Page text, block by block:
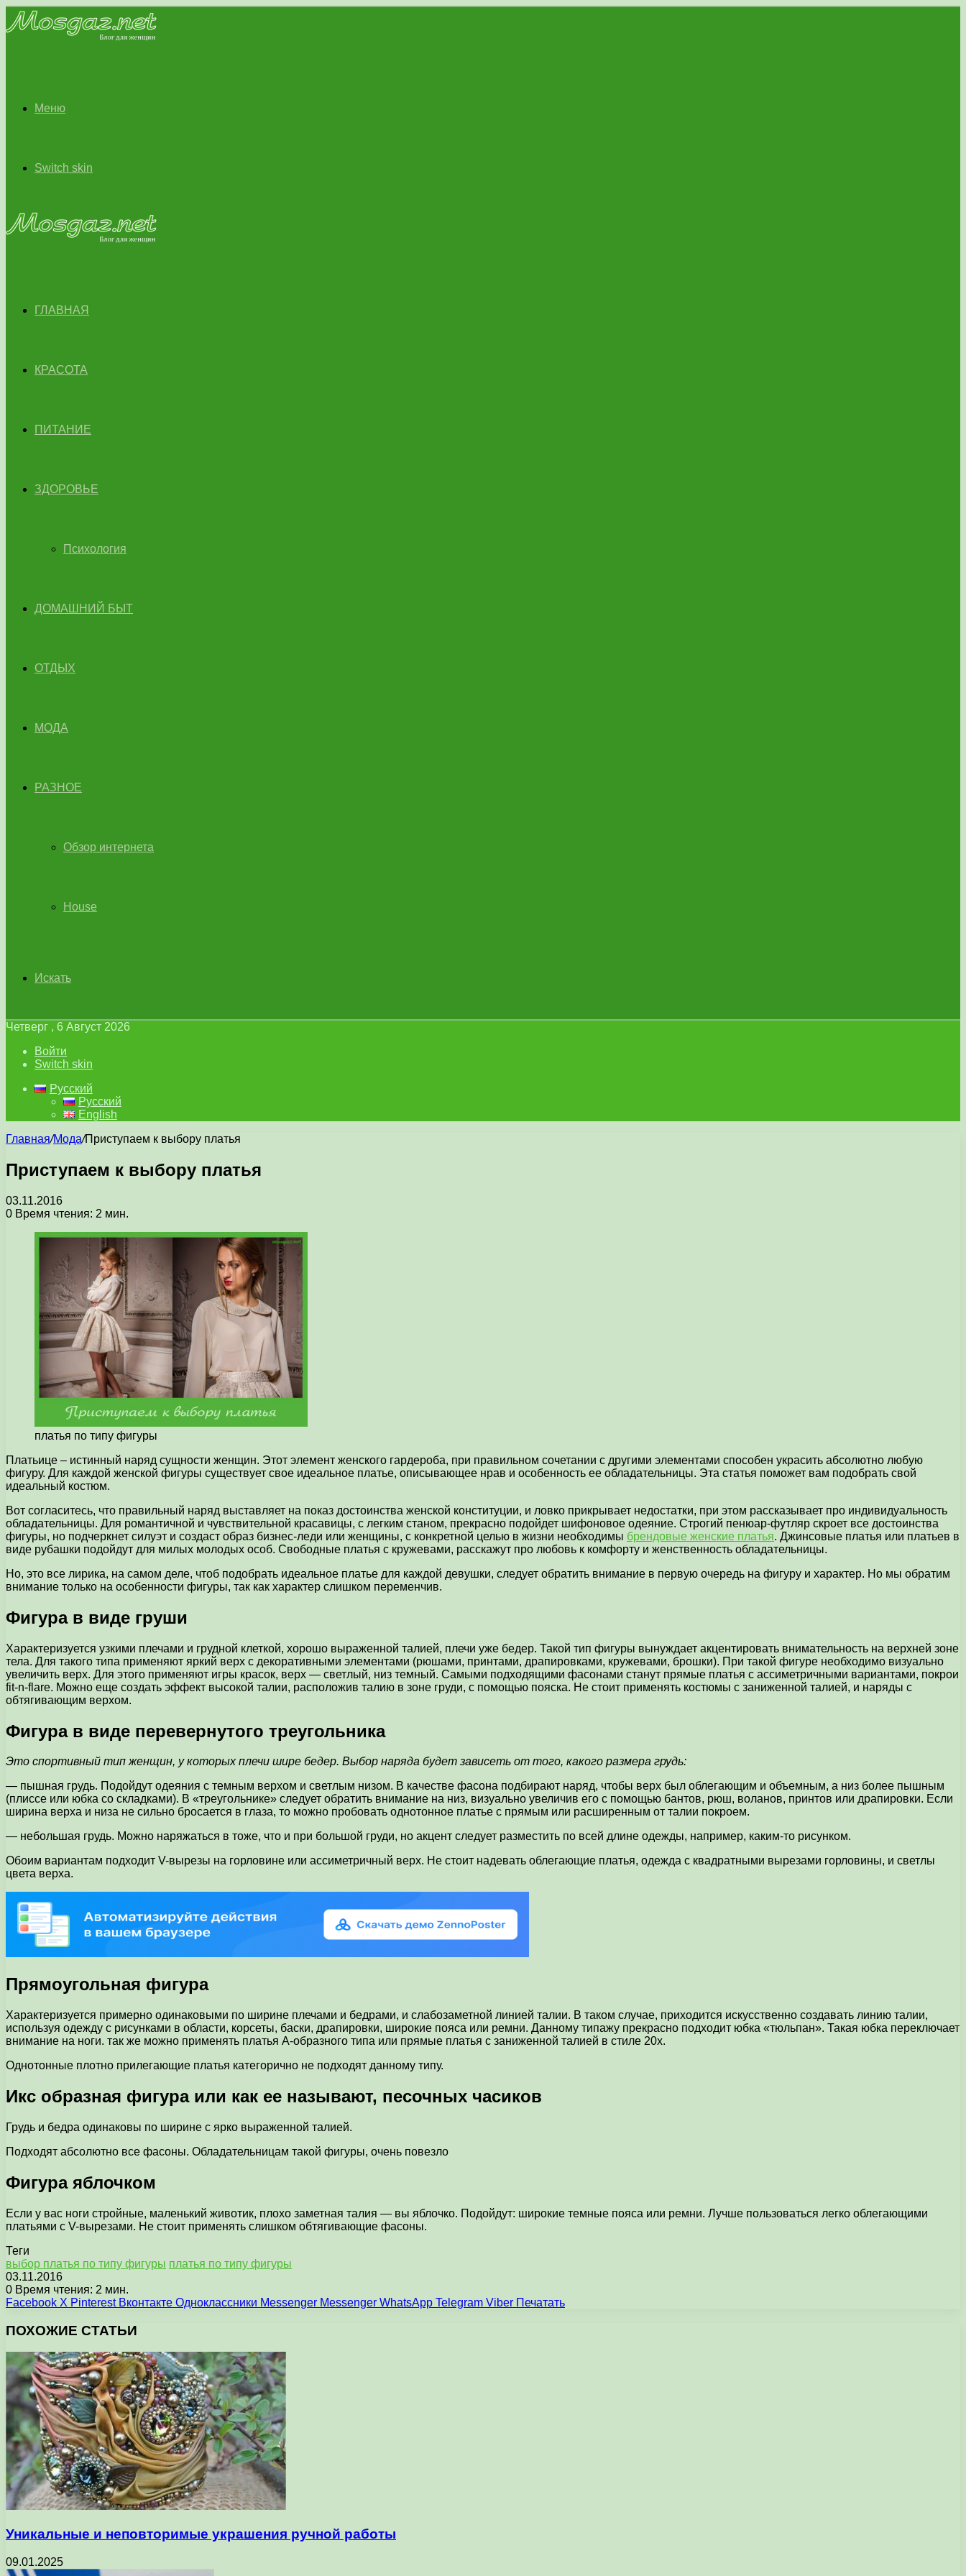
Меню
Switch skin
ГЛАВНАЯ
КРАСОТА
ПИТАНИЕ
ЗДОРОВЬЕ
Психология
ДОМАШНИЙ БЫТ
ОТДЫХ
МОДА
РАЗНОЕ
Обзор интернета
House
Искать
Четверг , 6 Август 2026
Войти
Switch skin
Русский
Русский
English
Главная/Мода/Приступаем к выбору платья
Приступаем к выбору платья
03.11.2016
0 Время чтения: 2 мин.
платья по типу фигуры
Платьице – истинный наряд сущности женщин. Этот элемент женского гардероба, при правильном сочетании с другими элементами способен украсить абсолютно любую
фигуру. Для каждой женской фигуры существует свое идеальное платье, описывающее нрав и особенность ее обладательницы. Эта статья поможет вам подобрать свой
идеальный костюм.
Вот согласитесь, что правильный наряд выставляет на показ достоинства женской конституции, и ловко прикрывает недостатки, при этом рассказывает про индивидуальность
обладательницы. Для романтичной и чувствительной красавицы, с легким станом, прекрасно подойдет шифоновое одеяние. Строгий пенюар-футляр скроет все достоинства
фигуры, но подчеркнет силуэт и создаст образ бизнес-леди или женщины, с конкретной целью в жизни необходимы брендовые женские платья. Джинсовые платья или платьев в
виде рубашки подойдут для милых молодых особ. Свободные платья с кружевами, расскажут про любовь к комфорту и женственность обладательницы.
Но, это все лирика, на самом деле, чтоб подобрать идеальное платье для каждой девушки, следует обратить внимание в первую очередь на фигуру и характер. Но мы обратим
внимание только на особенности фигуры, так как характер слишком переменчив.
Фигура в виде груши
Характеризуется узкими плечами и грудной клеткой, хорошо выраженной талией, плечи уже бедер. Такой тип фигуры вынуждает акцентировать внимательность на верхней зоне
тела. Для такого типа применяют яркий верх с декоративными элементами (рюшами, принтами, драпировками, кружевами, брошки). При такой фигуре необходимо визуально
увеличить верх. Для этого применяют игры красок, верх — светлый, низ темный. Самыми подходящими фасонами станут прямые платья с ассиметричными вариантами, покрои
fit-n-flare. Можно еще создать эффект высокой талии, расположив талию в зоне груди, с помощью пояска. Не стоит применять костюмы с заниженной талией, и наряды с
обтягивающим верхом.
Фигура в виде перевернутого треугольника
Это спортивный тип женщин, у которых плечи шире бедер. Выбор наряда будет зависеть от того, какого размера грудь:
— пышная грудь. Подойдут одеяния с темным верхом и светлым низом. В качестве фасона подбирают наряд, чтобы верх был облегающим и объемным, а низ более пышным
(плиссе или юбка со складками). В «треугольнике» следует обратить внимание на низ, визуально увеличив его с помощью бантов, рюш, воланов, принтов или драпировки. Если
ширина верха и низа не сильно бросается в глаза, то можно пробовать однотонное платье с прямым или расширенным от талии покроем.
— небольшая грудь. Можно наряжаться в тоже, что и при большой груди, но акцент следует разместить по всей длине одежды, например, каким-то рисунком.
Обоим вариантам подходит V-вырезы на горловине или ассиметричный верх. Не стоит надевать облегающие платья, одежда с квадратными вырезами горловины, и светлы
цвета верха.
Прямоугольная фигура
Характеризуется примерно одинаковыми по ширине плечами и бедрами, и слабозаметной линией талии. В таком случае, приходится искусственно создавать линию талии,
используя одежду с рисунками в области, корсеты, баски, драпировки, широкие пояса или ремни. Данному типажу прекрасно подходит юбка «тюльпан». Такая юбка переключает
внимание на ноги. так же можно применять платья А-образного типа или прямые платья с заниженной талией в стиле 20х.
Однотонные плотно прилегающие платья категорично не подходят данному типу.
Икс образная фигура или как ее называют, песочных часиков
Грудь и бедра одинаковы по ширине с ярко выраженной талией.
Подходят абсолютно все фасоны. Обладательницам такой фигуры, очень повезло
Фигура яблочком
Если у вас ноги стройные, маленький животик, плохо заметная талия — вы яблочко. Подойдут: широкие темные пояса или ремни. Лучше пользоваться легко облегающими
платьями с V-вырезами. Не стоит применять слишком обтягивающие фасоны.
Теги
выбор платья по типу фигуры платья по типу фигуры
03.11.2016
0 Время чтения: 2 мин.
Facebook X Pinterest Вконтакте Одноклассники Messenger Messenger WhatsApp Telegram Viber Печатать
ПОХОЖИЕ СТАТЬИ
Уникальные и неповторимые украшения ручной работы
09.01.2025